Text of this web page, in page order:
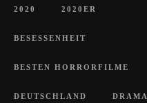
2020 2020ER
BESESSENHEIT
BESTEN HORRORFILME
DEUTSCHLAND DRAMA